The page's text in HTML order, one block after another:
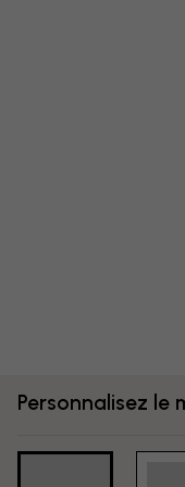
Personnalisez le